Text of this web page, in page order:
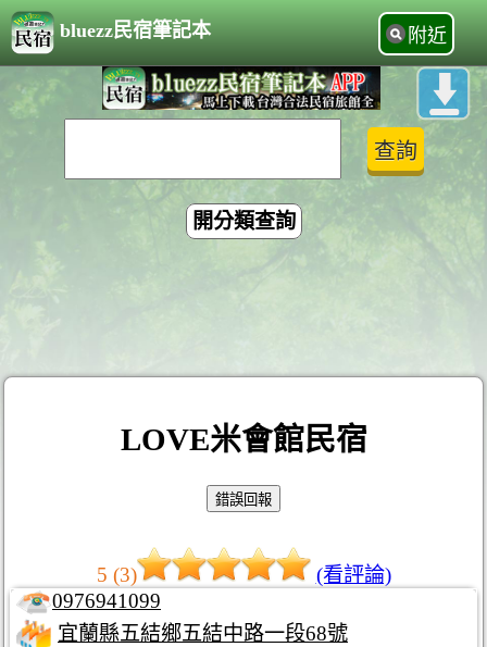
bluezz民宿筆記本 附近
開分類查詢
LOVE米會館民宿
5 (3)
(看評論)
0976941099
宜蘭縣五結鄉五結中路一段68號